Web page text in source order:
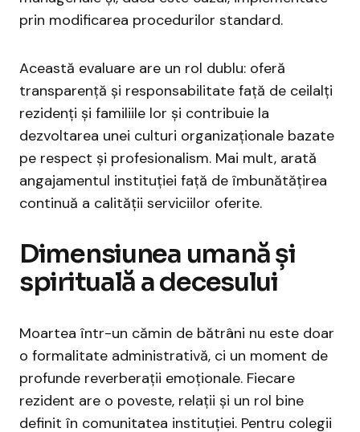
prin modificarea procedurilor standard.
Această evaluare are un rol dublu: oferă
transparență și responsabilitate față de ceilalți
rezidenți și familiile lor și contribuie la
dezvoltarea unei culturi organizaționale bazate
pe respect și profesionalism. Mai mult, arată
angajamentul instituției față de îmbunătățirea
continuă a calității serviciilor oferite.
Dimensiunea umană și
spirituală a decesului
Moartea într-un cămin de bătrâni nu este doar
o formalitate administrativă, ci un moment de
profunde reverberații emoționale. Fiecare
rezident are o poveste, relații și un rol bine
definit în comunitatea instituției. Pentru colegii